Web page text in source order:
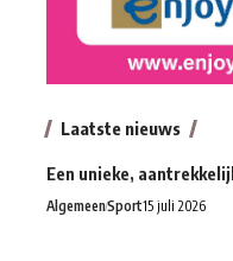
Laatste nieuws
Een unieke,
AlgemeenSport15 juli 2026